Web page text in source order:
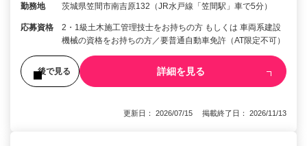
勤務地 茨城県笠間市南吉原132（JR水戸線「笠間駅」車で5分）
応募資格
2・1級土木施工管理技士をお持ちの方 もしくは 車両系建設
機械の資格をお持ちの方／要普通自動車免許（AT限定不可）
後で見る 詳細を見る
更新日： 2026/07/15 掲載終了日： 2026/11/13